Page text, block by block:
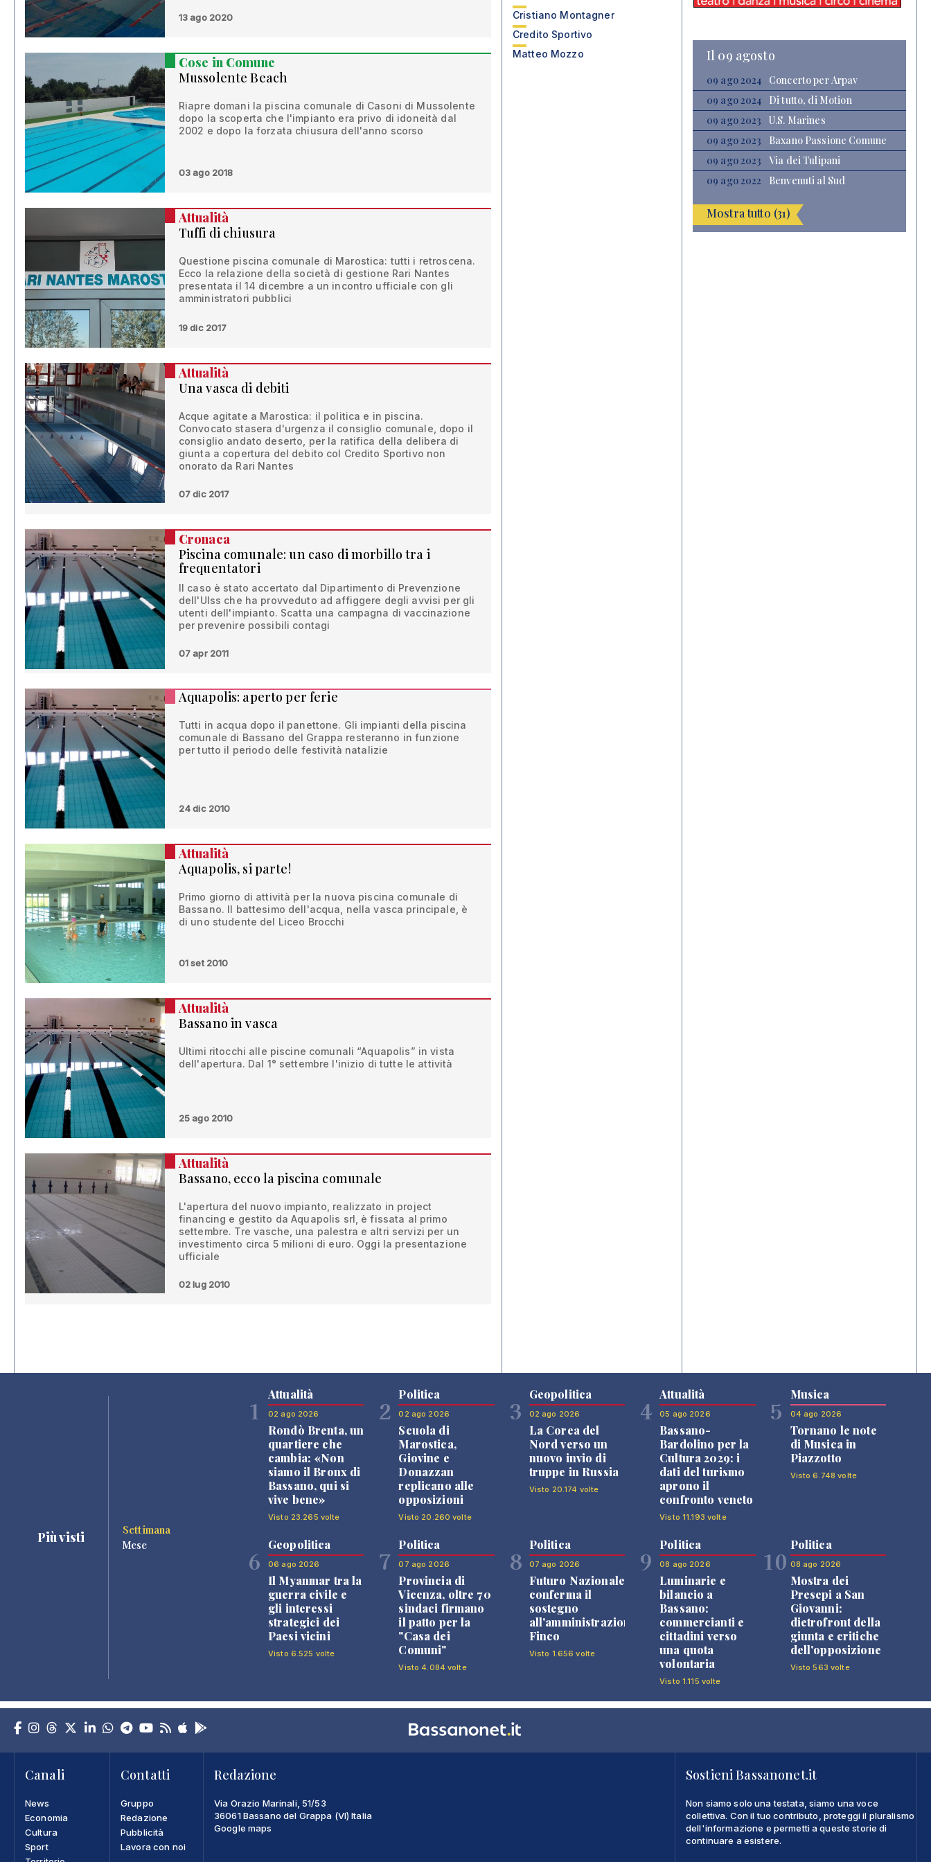
13 ago 2020
Cose in Comune
Mussolente Beach
Riapre domani la piscina comunale di Casoni di Mussolente
dopo la scoperta che l'impianto era privo di idoneità dal
2002 e dopo la forzata chiusura dell'anno scorso
03 ago 2018
Attualità
Tuffi di chiusura
Questione piscina comunale di Marostica: tutti i retroscena.
Ecco la relazione della società di gestione Rari Nantes
presentata il 14 dicembre a un incontro ufficiale con gli
amministratori pubblici
19 dic 2017
Attualità
Una vasca di debiti
Acque agitate a Marostica: il politica e in piscina.
Convocato stasera d'urgenza il consiglio comunale, dopo il
consiglio andato deserto, per la ratifica della delibera di
giunta a copertura del debito col Credito Sportivo non
onorato da Rari Nantes
07 dic 2017
Cronaca
Piscina comunale: un caso di morbillo tra i
frequentatori
Il caso è stato accertato dal Dipartimento di Prevenzione
dell'Ulss che ha provveduto ad affiggere degli avvisi per gli
utenti dell'impianto. Scatta una campagna di vaccinazione
per prevenire possibili contagi
07 apr 2011
Aquapolis: aperto per ferie
Tutti in acqua dopo il panettone. Gli impianti della piscina
comunale di Bassano del Grappa resteranno in funzione
per tutto il periodo delle festività natalizie
24 dic 2010
Attualità
Aquapolis, si parte!
Primo giorno di attività per la nuova piscina comunale di
Bassano. Il battesimo dell'acqua, nella vasca principale, è
di uno studente del Liceo Brocchi
01 set 2010
Attualità
Bassano in vasca
Ultimi ritocchi alle piscine comunali “Aquapolis” in vista
dell'apertura. Dal 1° settembre l'inizio di tutte le attività
25 ago 2010
Attualità
Bassano, ecco la piscina comunale
L'apertura del nuovo impianto, realizzato in project
financing e gestito da Aquapolis srl, è fissata al primo
settembre. Tre vasche, una palestra e altri servizi per un
investimento circa 5 milioni di euro. Oggi la presentazione
ufficiale
02 lug 2010
Cristiano Montagner
Credito Sportivo
Matteo Mozzo
Il 09 agosto
09 ago 2024
Concerto per Arpav
09 ago 2024
Di tutto, di Motion
09 ago 2023
U.S. Marines
09 ago 2023
Baxano Passione Comune
09 ago 2023
Via dei Tulipani
09 ago 2022
Benvenuti al Sud
Mostra tutto (31)
Più visti
Settimana
Mese
1
Attualità
02 ago 2026
Rondò Brenta, un
quartiere che
cambia: «Non
siamo il Bronx di
Bassano, qui si
vive bene»
Visto 23.265 volte
2
Politica
02 ago 2026
Scuola di
Marostica,
Giovine e
Donazzan
replicano alle
opposizioni
Visto 20.260 volte
3
Geopolitica
02 ago 2026
La Corea del
Nord verso un
nuovo invio di
truppe in Russia
Visto 20.174 volte
4
Attualità
05 ago 2026
Bassano-
Bardolino per la
Cultura 2029: i
dati del turismo
aprono il
confronto veneto
Visto 11.193 volte
5
Musica
04 ago 2026
Tornano le note
di Musica in
Piazzotto
Visto 6.748 volte
6
Geopolitica
06 ago 2026
Il Myanmar tra la
guerra civile e
gli interessi
strategici dei
Paesi vicini
Visto 6.525 volte
7
Politica
07 ago 2026
Provincia di
Vicenza, oltre 70
sindaci firmano
il patto per la
"Casa dei
Comuni"
Visto 4.084 volte
8
Politica
07 ago 2026
Futuro Nazionale
conferma il
sostegno
all'amministrazione
Finco
Visto 1.656 volte
9
Politica
08 ago 2026
Luminarie e
bilancio a
Bassano:
commercianti e
cittadini verso
una quota
volontaria
Visto 1.115 volte
10
Politica
08 ago 2026
Mostra dei
Presepi a San
Giovanni:
dietrofront della
giunta e critiche
dell'opposizione
Visto 563 volte
Canali
News
Economia
Cultura
Sport
Contatti
Gruppo
Redazione
Pubblicità
Lavora con noi
Redazione
Via Orazio Marinali, 51/53
36061 Bassano del Grappa (VI) Italia
Google maps
Sostieni Bassanonet.it
Non siamo solo una testata, siamo una voce
collettiva. Con il tuo contributo, proteggi il pluralismo
dell'informazione e permetti a queste storie di
continuare a esistere.